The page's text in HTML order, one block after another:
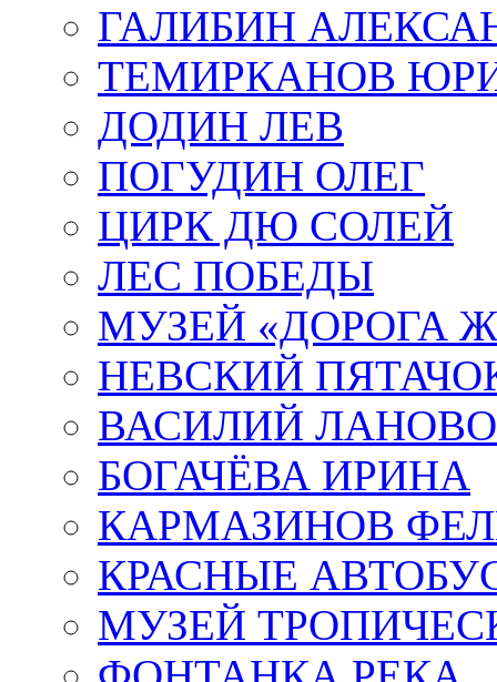
ГАЛИБИН
ТЕМИРКАНОВ
ДОДИН ЛЕВ
ПОГУДИН ОЛЕГ
ЦИРК ДЮ СОЛЕЙ
ЛЕС ПОБЕДЫ
МУЗЕЙ «ДОРОГА
НЕВСКИЙ
ВАСИЛИЙ
БОГАЧЁВА ИРИНА
КАРМАЗИНОВ
КРАСНЫЕ
МУЗЕЙ